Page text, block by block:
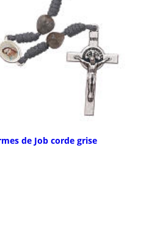
de Job corde grise